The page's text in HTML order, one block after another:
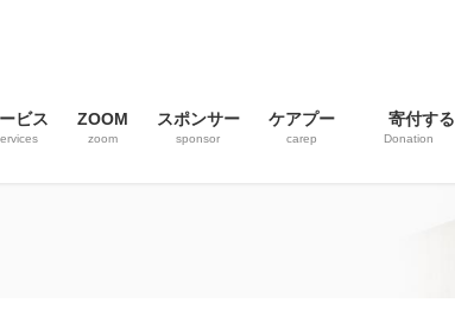
ビス ZOOM
zoom
スポンサー
sponsor
ケアプー
carep
寄付する
Donation